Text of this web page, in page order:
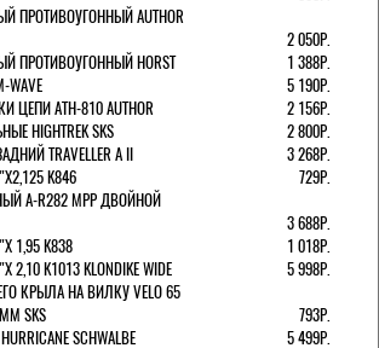
ПРОТИВОУГОННЫЙ AUTHOR
2 050Р.
ПРОТИВОУГОННЫЙ HORST
1 388Р.
5 190Р.
ATH-810 AUTHOR
2 156Р.
HIGHTREK SKS
2 800Р.
TRAVELLER A II
3 268Р.
K846
729Р.
A-R282 MPP ДВОЙНОЙ
3 688Р.
1,95 K838
1 018Р.
K1013 KLONDIKE WIDE
5 998Р.
КРЫЛА НА ВИЛКУ VELO 65
SKS
793Р.
SCHWALBE
5 499Р.